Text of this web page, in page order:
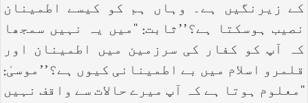
کے زیرنگیں ہے۔ وہاں ہم کو کیسے اطمینان
نصیب ہوسکتا ہے؟’’ثابت: ‘‘میں یہ نہیں سمجھا
کہ آپ کو کفار کی سرزمین میں اطمینان اور
قلمرو اسلام میں بے اطمینانی کیوں ہے؟’’موسیٰ:
‘‘معلوم ہوتا ہے کہ آپ میرے حالات سے واقف نہیں